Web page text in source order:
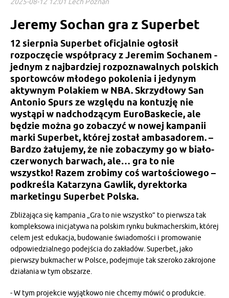
Jeremy Sochan gra z Superbet
12 sierpnia Superbet oficjalnie ogłosił
rozpoczęcie współpracy z Jeremim Sochanem -
jednym z najbardziej rozpoznawalnych polskich
sportowców młodego pokolenia i jedynym
aktywnym Polakiem w NBA. Skrzydłowy San
Antonio Spurs ze względu na kontuzję nie
wystąpi w nadchodzącym EuroBaskecie, ale
będzie można go zobaczyć w nowej kampanii
marki Superbet, której został ambasadorem. –
Bardzo żałujemy, że nie zobaczymy go w biało-
czerwonych barwach, ale… gra to nie
wszystko! Razem zrobimy coś wartościowego –
podkreśla Katarzyna Gawlik, dyrektorka
marketingu Superbet Polska.
Zbliżająca się kampania „Gra to nie wszystko” to pierwsza tak
kompleksowa inicjatywa na polskim rynku bukmacherskim, której
celem jest edukacja, budowanie świadomości i promowanie
odpowiedzialnego podejścia do zakładów. Superbet, jako
pierwszy bukmacher w Polsce, podejmuje tak szeroko zakrojone
działania w tym obszarze.
- W tym projekcie wyjątkowo nie chcemy mówić o produkcie.